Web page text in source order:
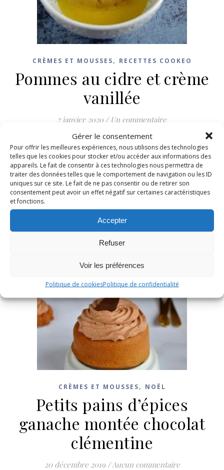
Gérer le consentement
Pour offrir les meilleures expériences, nous utilisons des technologies
telles que les cookies pour stocker et/ou accéder aux informations des
appareils. Le fait de consentir à ces technologies nous permettra de
traiter des données telles que le comportement de navigation ou les ID
uniques sur ce site. Le fait de ne pas consentir ou de retirer son
consentement peut avoir un effet négatif sur certaines caractéristiques
et fonctions.
Accepter
Refuser
Voir les préférences
Politique de cookiesPolitique de confidentialité
CRÈMES ET MOUSSES, RECETTES COOKEO
Pommes au cidre et crème
vanillée
7 janvier 2020 / Un commentaire
LIRE LA SUITE
CRÈMES ET MOUSSES, NOËL
Petits pains d’épices
ganache montée chocolat
clémentine
20 décembre 2019 /Aucun commentaire